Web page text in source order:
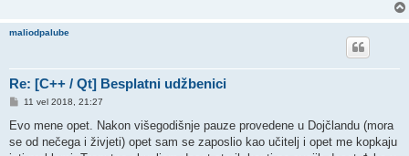
maliodpalube
Re: [C++ / Qt] Besplatni udžbenici
P
s
11 vel 2018, 21:27
Evo mene opet. Nakon višegodišnje pauze provedene u Dojčlandu (mora
se od nečega i živjeti) opet sam se zaposlio kao učitelj i opet me kopkaju